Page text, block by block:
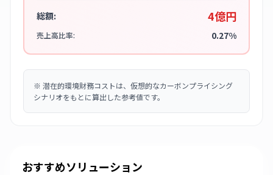
総額:
4億円
売上高比率: 0.27%
※ 潜在的環境財務コストは、仮想的なカーボンプライシング
シナリオをもとに算出した参考値です。
おすすめソリューション